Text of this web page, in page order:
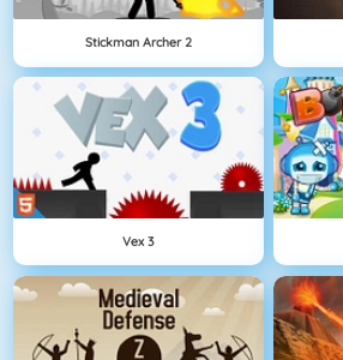
Stickman Archer 2
Vex 3